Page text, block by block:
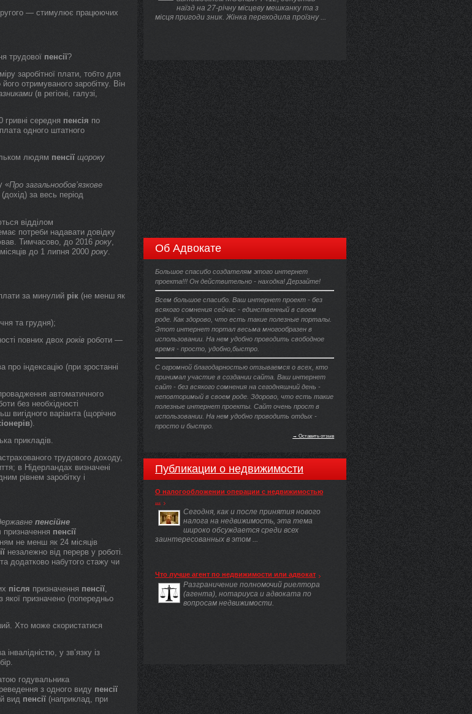
— стимулює працюючих
трудової пенсії?
заробітної плати, тобто для
його отримуваного заробітку. Він
(в регіоні, галузі,
гривні середня пенсія по
одного штатного
людям пенсії щороку
«Про загальнообов’язкове
за весь період
відділом
потреби надавати довідку
Тимчасово, до 2016 року,
до 1 липня 2000 року.
за минулий рік (не менш як
та грудня);
повних двох років роботи —
про індексацію (при зростанні
автоматичного
без необхідності
вигідного варіанта (щорічно
).
прикладів.
трудового доходу,
в Нідерландах визначені
рівнем заробітку і
пенсійне
призначення пенсії
не менш як 24 місяців
незалежно від перерв у роботі.
та додатково набутого стажу чи
після призначення пенсії,
якої призначено (попередньо
Хто може скористатися
інвалідністю, у зв’язку із
годувальника
з одного виду пенсії
вид пенсії (наприклад, при
наїзд на 27-річну місцеву мешканку та з
місця пригоди зник. Жінка переходила проїзну ...
Об Адвокате
Большое спасибо создателям этого интернет
проекта!!! Он действительно - находка! Дерзайте!
Всем большое спасибо. Ваш интернет проект - без
всякого сомнения сейчас - единственный в своем
роде. Как здорово, что есть такие полезные порталы.
Этот интернет портал весьма многообразен в
использовании. На нем удобно проводить свободное
время - просто, удобно,быстро.
С огромной благодарностью отзываемся о всех, кто
принимал участие в создании сайта. Ваш интернет
сайт - без всякого сомнения на сегодняшний день -
неповторимый в своем роде. Здорово, что есть такие
полезные интернет проекты. Сайт очень прост в
использовании. На нем удобно проводить отдых -
просто и быстро.
→ Оставить отзыв
Публикации о недвижимости
О налогообложении операции с недвижимостью
...
Сегодня, как и после принятия нового
налога на недвижимость, эта тема
широко обсуждается среди всех
заинтересованных в этом ...
Что лучше агент по недвижимости или адвокат
Разграничение полномочий риелтора
(агента), нотариуса и адвоката по
вопросам недвижимости.